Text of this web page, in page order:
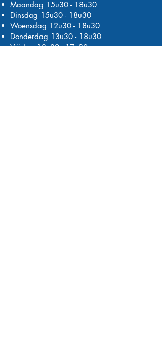
Maandag 15u30 - 18u30
Dinsdag 15u30 - 18u30
Woensdag 12u30 - 18u30
Donderdag 13u30 - 18u30
Vrijdag 13u30 - 17u30